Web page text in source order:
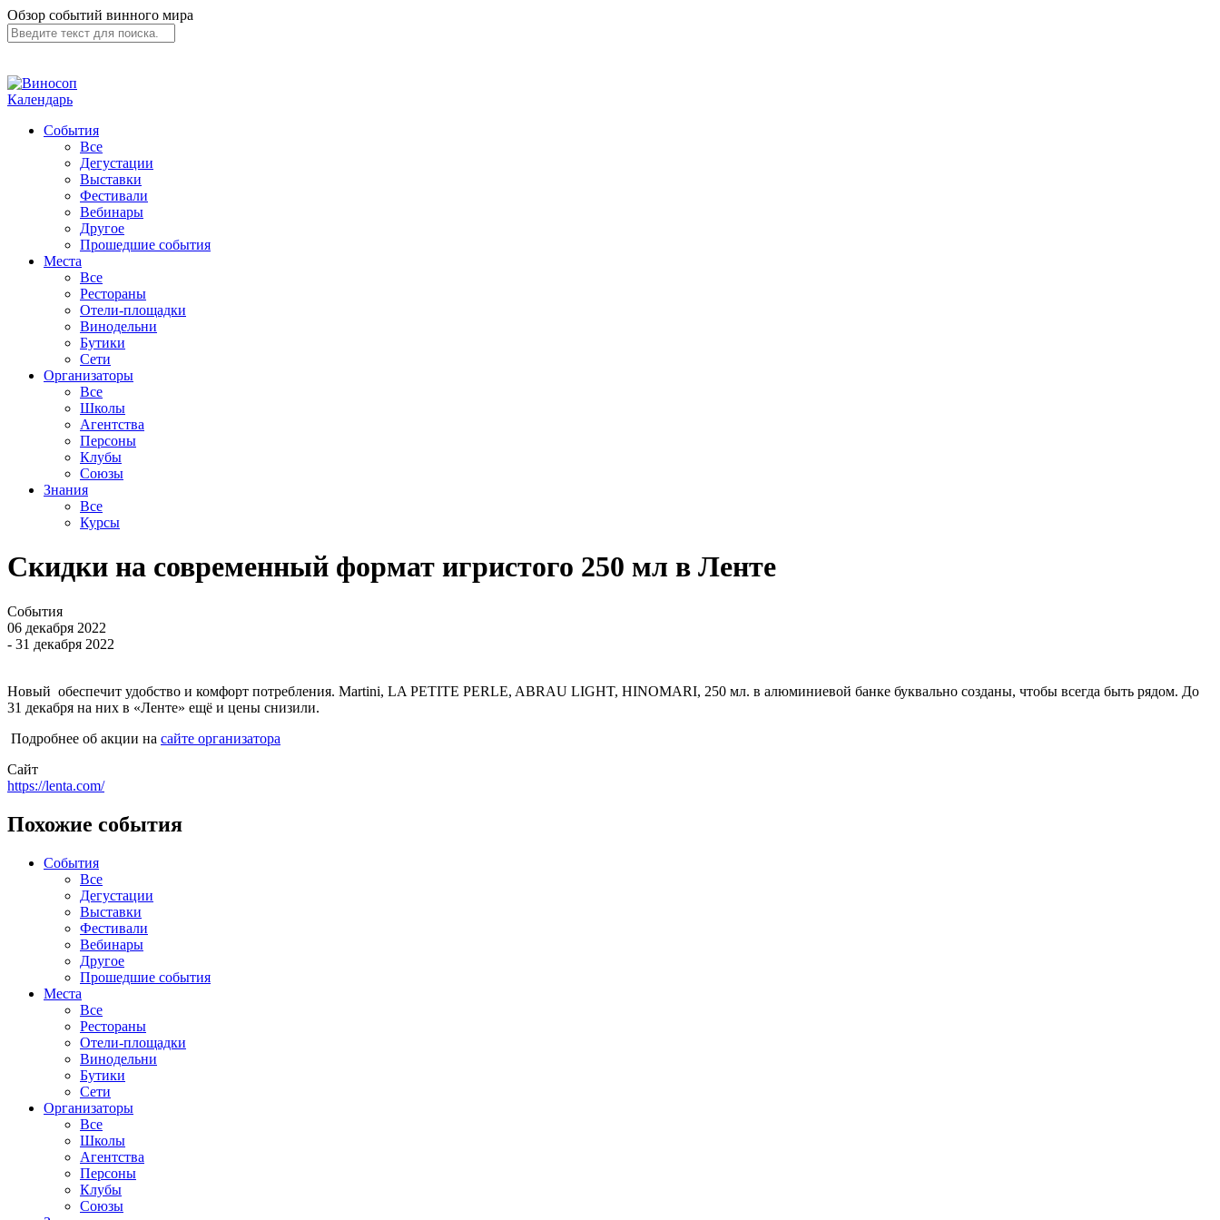
Обзор событий винного мира
Календарь
События
Все
Дегустации
Выставки
Фестивали
Вебинары
Другое
Прошедшие события
Места
Все
Рестораны
Отели-площадки
Винодельни
Бутики
Сети
Организаторы
Все
Школы
Агентства
Персоны
Клубы
Союзы
Знания
Все
Курсы
Скидки на современный формат игристого 250 мл в Ленте
События
06 декабря 2022
- 31 декабря 2022
Новый обеспечит удобство и комфорт потребления. Martini, LA PETITE PERLE, ABRAU LIGHT, HINOMARI, 250 мл. в алюминиевой банке буквально созданы, чтобы всегда быть рядом. До
31 декабря на них в «Ленте» ещё и цены снизили.
Подробнее об акции на сайте организатора
Сайт
https://lenta.com/
Похожие события
События
Все
Дегустации
Выставки
Фестивали
Вебинары
Другое
Прошедшие события
Места
Все
Рестораны
Отели-площадки
Винодельни
Бутики
Сети
Организаторы
Все
Школы
Агентства
Персоны
Клубы
Союзы